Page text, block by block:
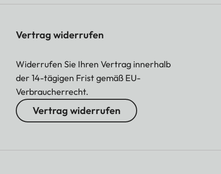
Vertrag widerrufen
Widerrufen Sie Ihren Vertrag innerhalb
der 14-tägigen Frist gemäß EU-
Verbraucherrecht.
Vertrag widerrufen